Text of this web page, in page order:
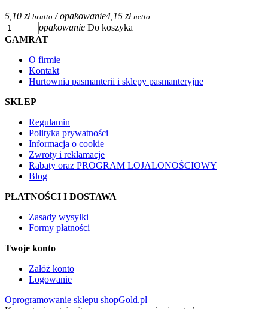
5,10 zł brutto / opakowanie4,15 zł netto
opakowanie Do koszyka
GAMRAT
O firmie
Kontakt
Hurtownia pasmanterii i sklepy pasmanteryjne
SKLEP
Regulamin
Polityka prywatności
Informacja o cookie
Zwroty i reklamacje
Rabaty oraz PROGRAM LOJALONOŚCIOWY
Blog
PŁATNOŚCI I DOSTAWA
Zasady wysyłki
Formy płatności
Twoje konto
Załóż konto
Logowanie
Oprogramowanie sklepu shopGold.pl